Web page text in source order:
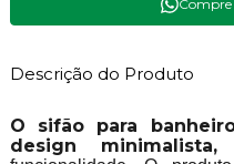
Descrição do Produto
O sifão para
design